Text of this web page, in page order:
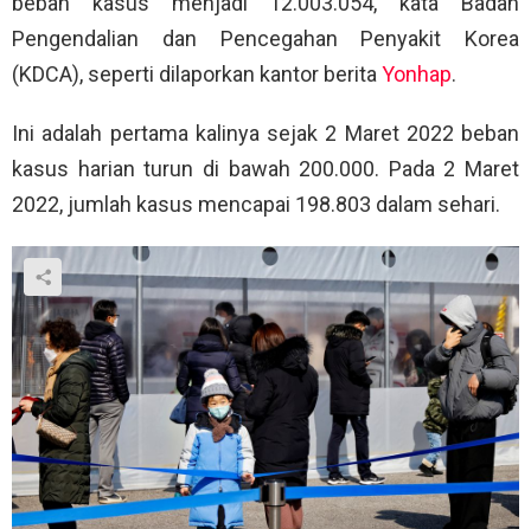
Pengendalian dan Pencegahan Penyakit Korea
(KDCA), seperti dilaporkan kantor beritaYonhap.
Ini adalah pertama kalinya sejak 2 Maret 2022 beban
kasus harian turun di bawah 200.000. Pada 2 Maret
2022, jumlah kasus mencapai 198.803 dalam sehari.